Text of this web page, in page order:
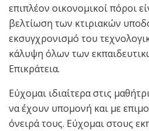
επιπλέον οικονομικοί πόροι
βελτίωση των κτιριακών
εκσυγχρονισμό του
κάλυψη όλων των
Επικράτεια.
Εύχομαι ιδιαίτερα στις
να έχουν υπομονή και με
όνειρά τους. Εύχομαι στους